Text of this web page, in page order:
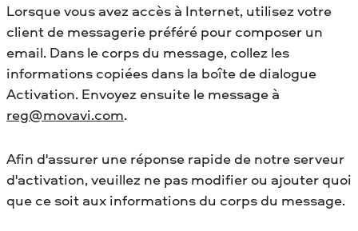
Lorsque vous avez accès à Internet, utilisez votre
client de messagerie préféré pour composer un
email. Dans le corps du message, collez les
informations copiées dans la boîte de dialogue
Activation. Envoyez ensuite le message à
reg@movavi.com.
Afin d'assurer une réponse rapide de notre serveur
d'activation, veuillez ne pas modifier ou ajouter quoi
que ce soit aux informations du corps du message.